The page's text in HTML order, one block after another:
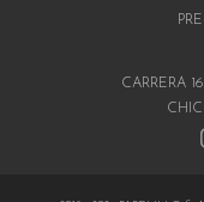
CARRERA